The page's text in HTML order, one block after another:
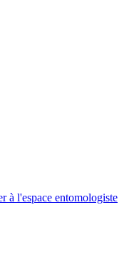
à l'espace entomologiste